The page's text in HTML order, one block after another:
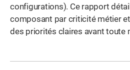
configurations). Ce rapport
composant par criticité métier
des priorités claires avant toute